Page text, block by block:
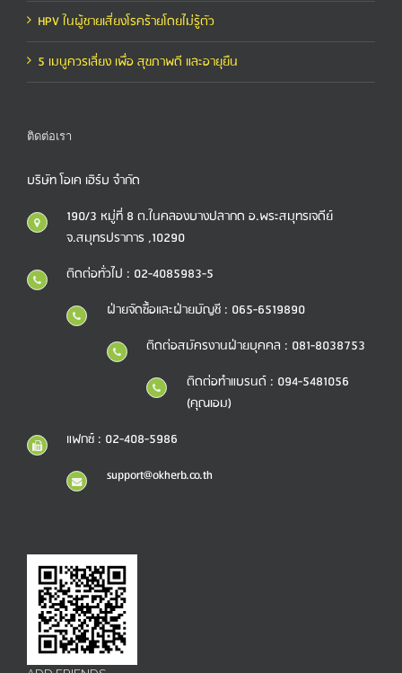
HPV ในผู้ชายเสี่ยงโรคร้ายโดยไม่รู้ตัว
5 เมนูควรเลี่ยง เพื่อ สุขภาพดี และอายุยืน
ติดต่อเรา
บริษัท โอเค เฮิร์บ จำกัด
190/3 หมู่ที่ 8 ต.ในคลองบางปลากด อ.พระสมุทรเจดีย์
จ.สมุทรปราการ ,10290
ติดต่อทั่วไป : 02-4085983-5
ฝ่ายจัดซื้อและฝ่ายบัญชี : 065-6519890
ติดต่อสมัครงานฝ่ายบุคคล : 081-8038753
ติดต่อทำแบรนด์ : 094-5481056
(คุณเอม)
แฟกซ์ : 02-408-5986
support@okherb.co.th